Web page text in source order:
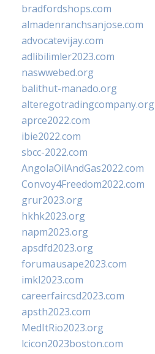
bradfordshops.com
almadenranchsanjose.com
advocatevijay.com
adlibilimler2023.com
naswwebed.org
balithut-manado.org
alteregotradingcompany.org
aprce2022.com
ibie2022.com
sbcc-2022.com
AngolaOilAndGas2022.com
Convoy4Freedom2022.com
grur2023.org
hkhk2023.org
napm2023.org
apsdfd2023.org
forumausape2023.com
imkl2023.com
careerfaircsd2023.com
apsth2023.com
MedItRio2023.org
lcicon2023boston.com